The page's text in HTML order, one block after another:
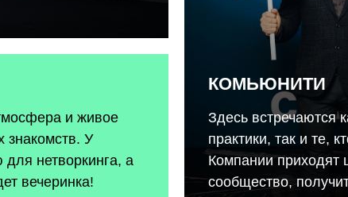
и живое
У
для нетворкинга, а
вечеринка!
КОМЬЮНИТИ
Здесь встречаются
практики, так и те,
Компании приходят
сообщество,